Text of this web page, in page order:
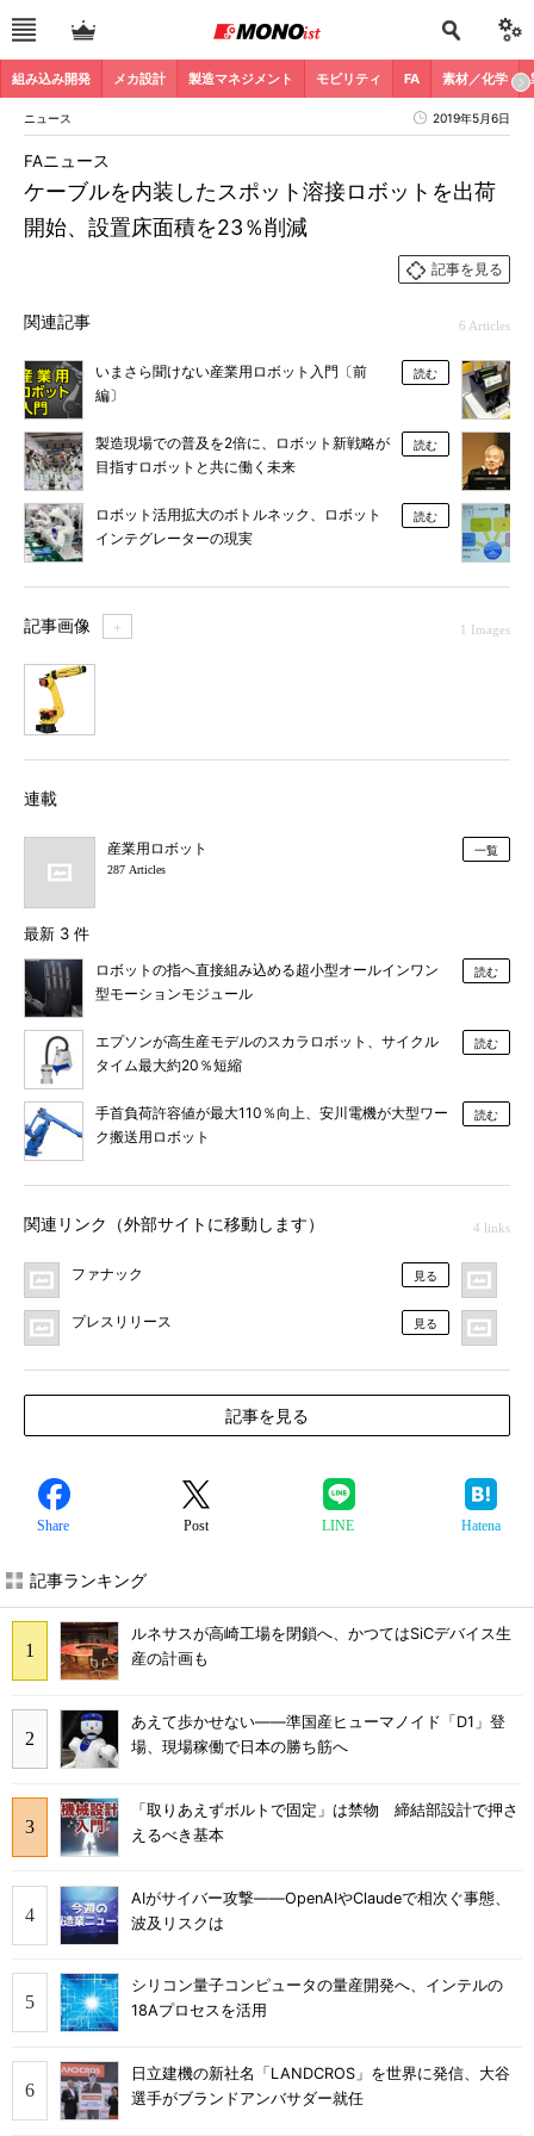
組み込み開発 メカ設計 製造マネジメント モビリティ FA 素材／化学
ニュース 2019年5月6日
ケーブルを内装したスポット溶接ロボットを出荷
開始、設置床面積を23％削減
FAニュース
記事を見る
関連記事 6 Articles
いまさら聞けない産業用ロボット入門〔前
編〕
読む
製造現場での普及を2倍に、ロボット新戦略が
目指すロボットと共に働く未来
読む
ロボット活用拡大のボトルネック、ロボット
インテグレーターの現実
読む
記事画像 ＋ 1 Images
連載
産業用ロボット
287 Articles
一覧
最新 3 件
ロボットの指へ直接組み込める超小型オールインワン
型モーションモジュール
読む
エプソンが高生産モデルのスカラロボット、サイクル
タイム最大約20％短縮
読む
手首負荷許容値が最大110％向上、安川電機が大型ワー
ク搬送用ロボット
読む
関連リンク（外部サイトに移動します） 4 links
ファナック 見る
プレスリリース 見る
記事を見る
Share Post LINE Hatena
記事ランキング
ルネサスが高崎工場を閉鎖へ、かつてはSiCデバイス生
産の計画も
あえて歩かせない――準国産ヒューマノイド「D1」登
場、現場稼働で日本の勝ち筋へ
「取りあえずボルトで固定」は禁物 締結部設計で押さ
えるべき基本
AIがサイバー攻撃――OpenAIやClaudeで相次ぐ事態、
波及リスクは
シリコン量子コンピュータの量産開発へ、インテルの
18Aプロセスを活用
日立建機の新社名「LANDCROS」を世界に発信、大谷
選手がブランドアンバサダー就任